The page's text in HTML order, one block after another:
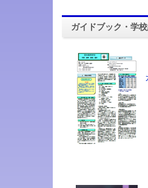
ガイドブック・学